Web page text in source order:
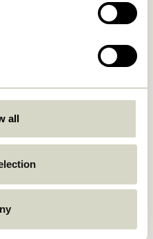
all
Dunkelgrau
249,00kr.
In den warenkorb